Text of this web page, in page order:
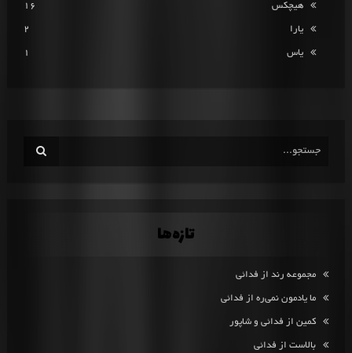
هیچکس 16
یارا 2
یاس 1
تازه‌ها
مجموعه رند از فدائی
ما یادمون نمی‌ره از فدائی
کمین از فدائی و شاپور
بالاست از فدائی